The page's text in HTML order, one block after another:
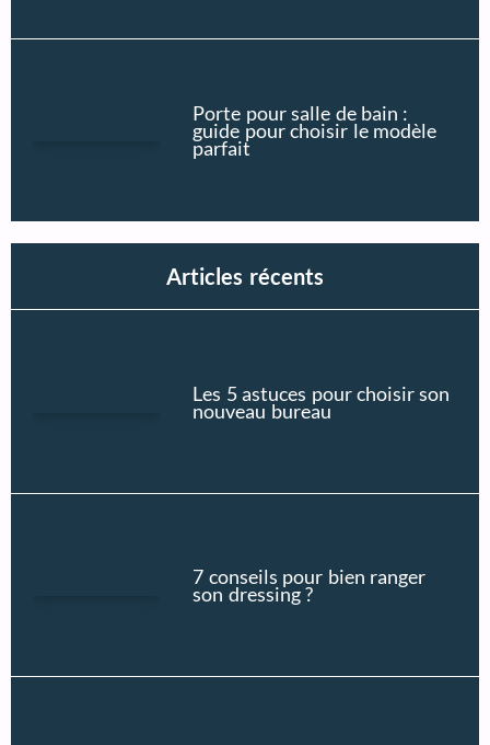
Porte pour salle de bain :
guide pour choisir le modèle
parfait
Articles récents
Les 5 astuces pour choisir son
nouveau bureau
7 conseils pour bien ranger
son dressing ?